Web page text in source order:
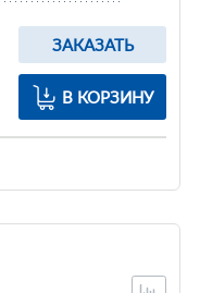
ЗАКАЗАТЬ
В КОРЗИНУ